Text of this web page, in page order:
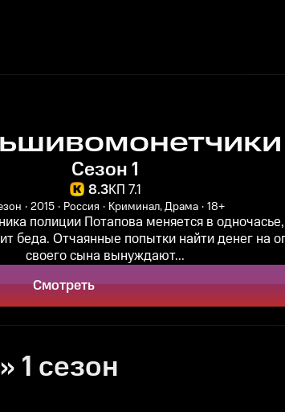
Сезон 1
8.3КП 7.1
2015 Россия Криминал, Драма 18+
полиции Потапова меняется в
беда. Отчаянные попытки найти денег на
своего сына вынуждают...
Смотреть
1 сезон